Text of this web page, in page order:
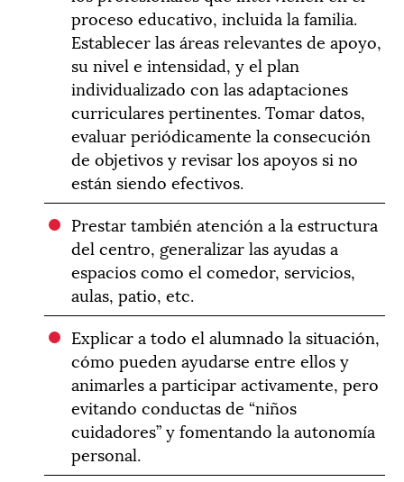
proceso educativo, incluida la familia.
Establecer las áreas relevantes de apoyo,
su nivel e intensidad, y el plan
individualizado con las adaptaciones
curriculares pertinentes. Tomar datos,
evaluar periódicamente la consecución
de objetivos y revisar los apoyos si no
están siendo efectivos.
Prestar también atención a la estructura
del centro, generalizar las ayudas a
espacios como el comedor, servicios,
aulas, patio, etc.
Explicar a todo el alumnado la situación,
cómo pueden ayudarse entre ellos y
animarles a participar activamente, pero
evitando conductas de “niños
cuidadores” y fomentando la autonomía
personal.